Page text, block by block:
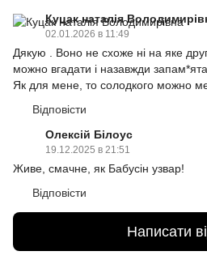
Куцак наталія
02.01.2026 в 11:49
Дякую . Воно не схоже ні на яке
можно вгадати і назавжди
Як для мене, то солодкого можно
Відповісти
Олексій Білоус
19.12.2025 в 21:51
Живе, смачне, як Бабусін узвар!
Відповісти
Написати